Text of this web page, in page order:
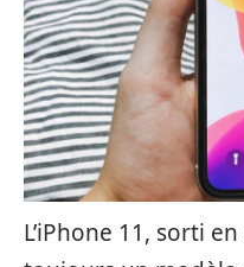
L’iPhone 11, sorti